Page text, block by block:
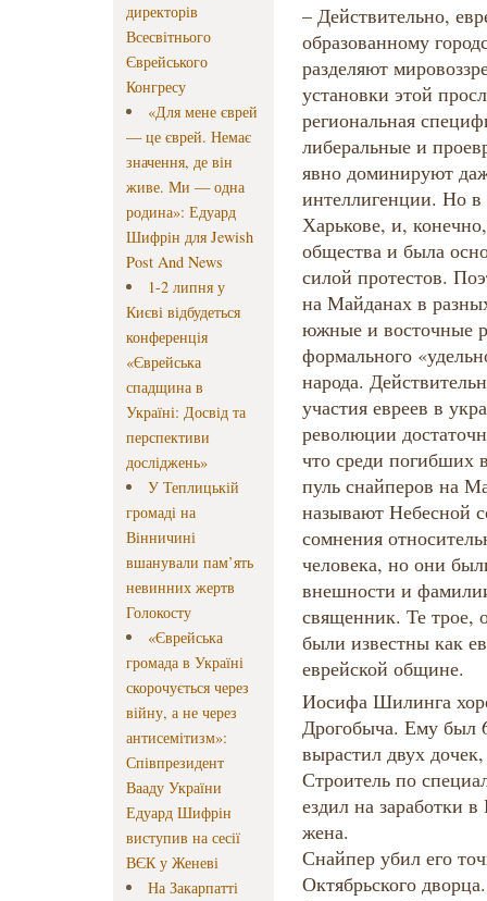
директорів
Всесвітнього
Єврейського
Конгресу
«Для мене єврей
— це єврей. Немає
значення, де він
живе. Ми — одна
родина»: Едуард
Шифрін для Jewish
Post And News
1-2 липня у
Києві відбудеться
конференція
«Єврейська
спадщина в
Україні: Досвід та
перспективи
досліджень»
У Теплицькій
громаді на
Вінничині
вшанували пам’ять
невинних жертв
Голокосту
«Єврейська
громада в Україні
скорочується через
війну, а не через
антисемітизм»:
Співпрезидент
Вааду України
Едуард Шифрін
виступив на сесії
ВЄК у Женеві
На Закарпатті
– Действительно,
образованному
разделяют
установки этой
региональная
либеральные и
явно доминируют
интеллигенции. Но
Харькове, и,
общества и была
силой протестов.
на Майданах в
южные и восточные
формального
народа.
участия евреев в
революции
что среди погибших
пуль снайперов на
называют Небесной
сомнения
человека, но они
внешности и
священник. Те трое,
были известны как
еврейской общине.
Иосифа Шилинга
Дрогобыча. Ему был
вырастил двух
Строитель по
ездил на заработки
жена.
Снайпер убил его
Октябрьского дворца.